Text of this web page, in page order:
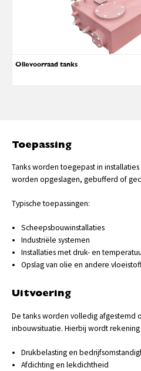
Olievoorraad tanks
Toepassing
Tanks worden toegepast in
worden opgeslagen, gebufferd of
Typische toepassingen:
Scheepsbouwinstallaties
Industriële systemen
Installaties met druk- en
Opslag van olie en andere
Uitvoering
De tanks worden volledig afgestemd
inbouwsituatie. Hierbij wordt
Drukbelasting en
Afdichting en lekdichtheid